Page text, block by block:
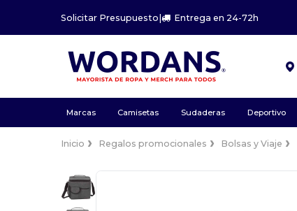
Solicitar Presupuesto| Entrega en 24-72h
Marcas Camisetas Sudaderas Deportivo
Inicio Regalos promocionales Bolsas y Viaje